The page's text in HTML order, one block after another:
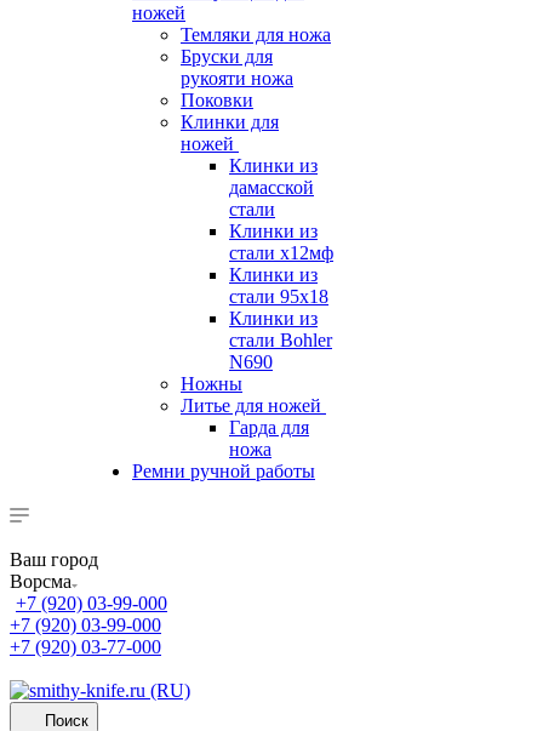
ножей
Темляки для ножа
Бруски для
рукояти ножа
Поковки
Клинки для
ножей
Клинки из
дамасской
стали
Клинки из
стали х12мф
Клинки из
стали 95х18
Клинки из
стали Bohler
N690
Ножны
Литье для ножей
Гарда для
ножа
Ремни ручной работы
Ваш город
Ворсма
+7 (920) 03-99-000
+7 (920) 03-99-000
+7 (920) 03-77-000
Поиск